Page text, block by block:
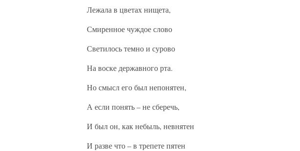
Лежала в цветах нищета,
Смиренное чуждое слово
Светилось темно и сурово
На воске державного рта.
Но смысл его был непонятен,
А если понять – не сберечь,
И был он, как небыль, невнятен
И разве что – в трепете пятен